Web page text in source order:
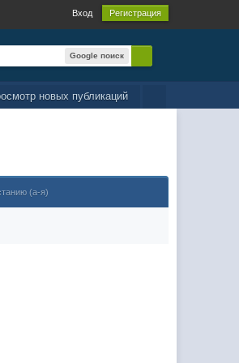
Вход Регистрация
Google поиск
новых публикаций
(а-я)